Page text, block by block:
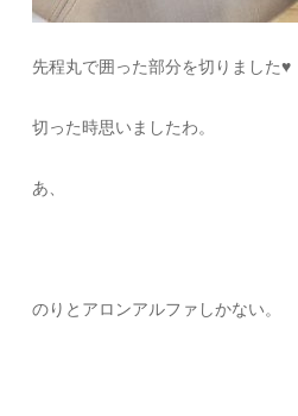
先程丸で囲った部分を切りました♥
切った時思いましたわ。
あ、
のりとアロンアルファしかない。